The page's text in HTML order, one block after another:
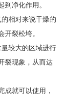
净化作用。
相对来说干燥的
裂松垮。
较大的区域进行
裂现象，从而达
成就可以使用，